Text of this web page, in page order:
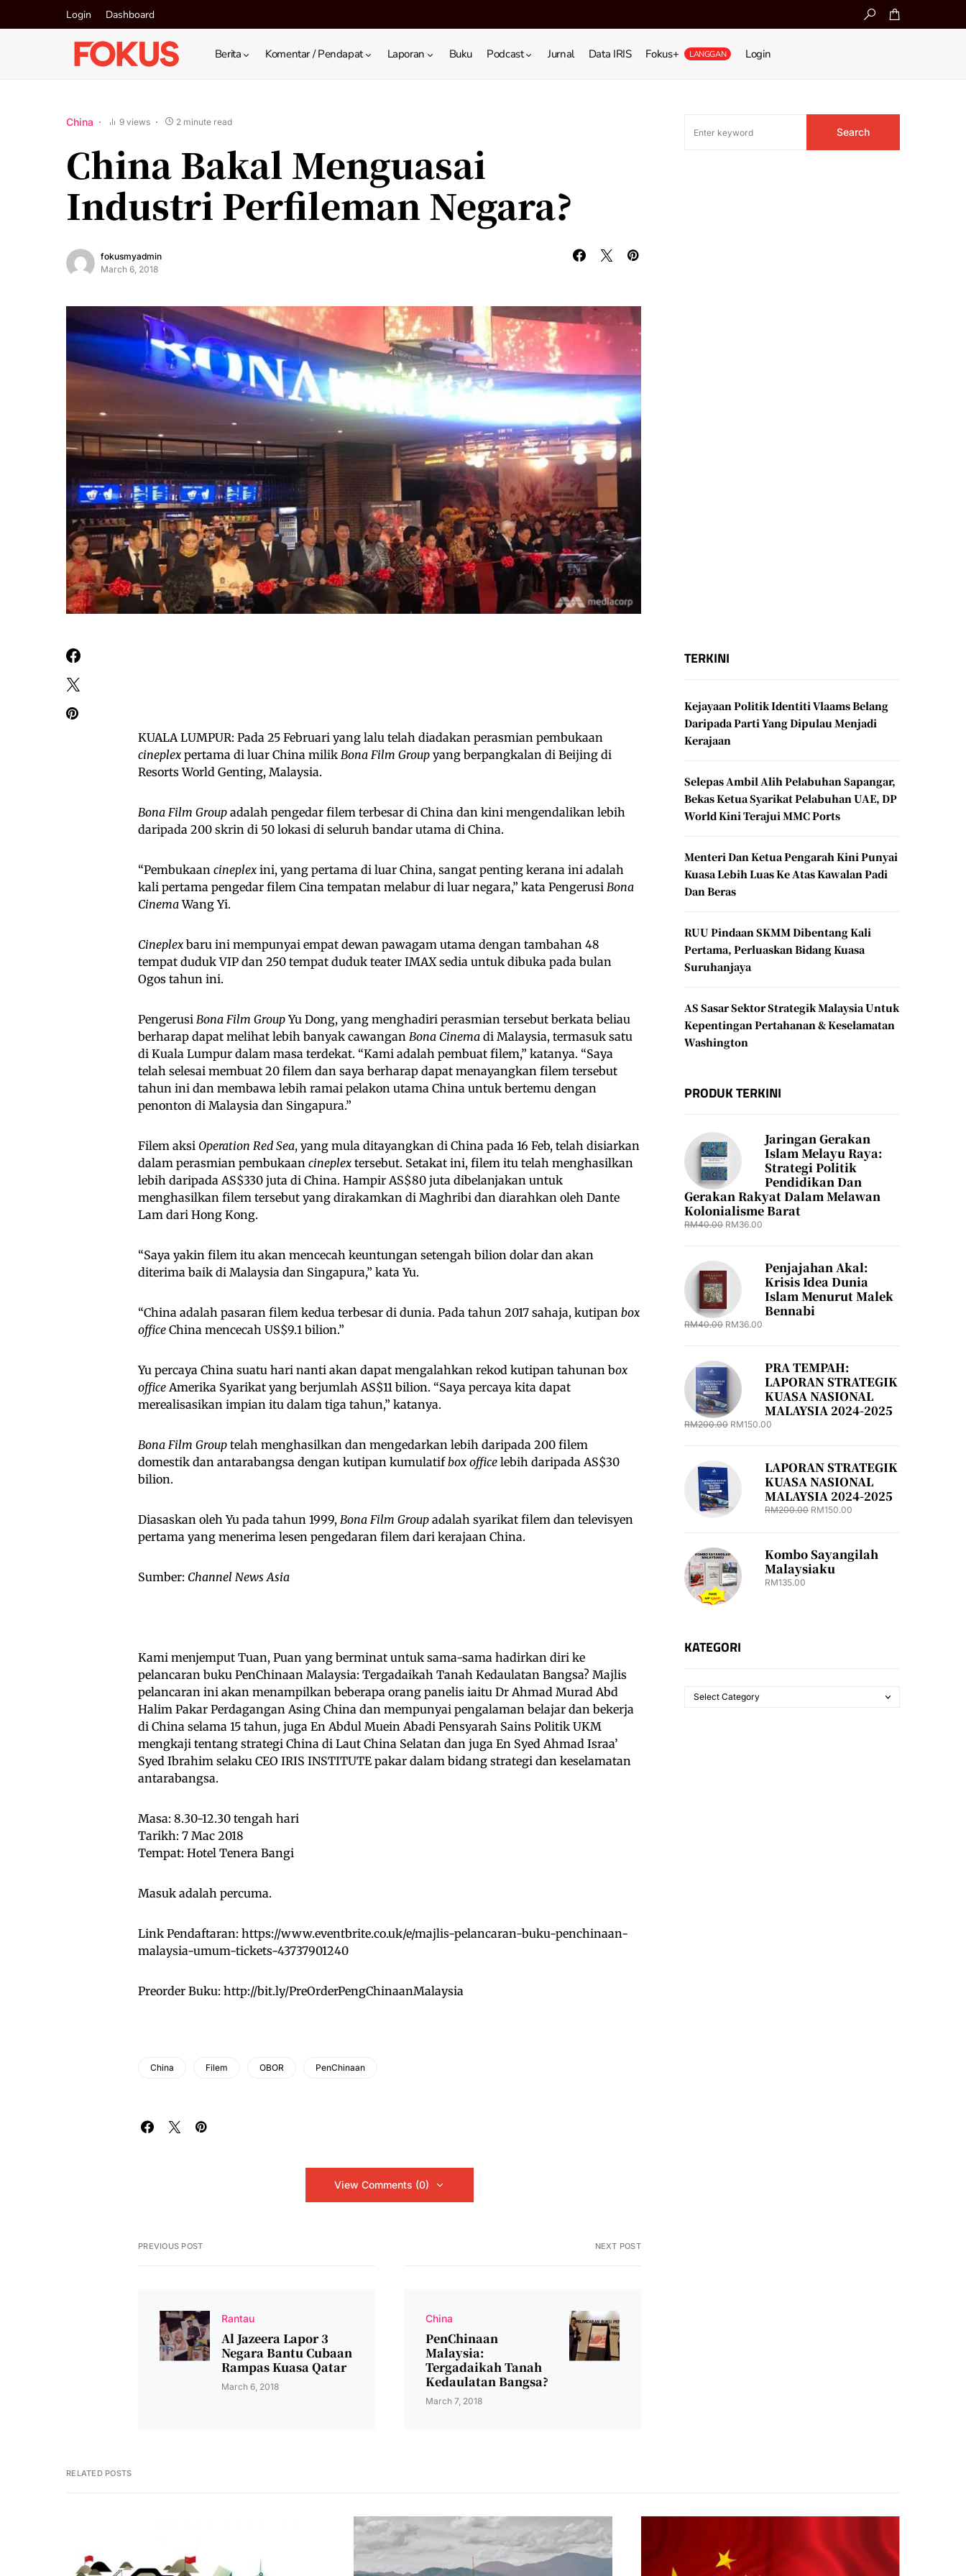
Login Dashboard
Berita Komentar / Pendapat Laporan Buku Podcast Jurnal Data IRIS Fokus+ LANGGAN Login
China 9 views 2 minute read
China Bakal Menguasai
Industri Perfileman Negara?
fokusmyadmin
March 6, 2018
KUALA LUMPUR: Pada 25 Februari yang lalu telah diadakan perasmian pembukaan
cineplex pertama di luar China milik Bona Film Group yang berpangkalan di Beijing di
Resorts World Genting, Malaysia.
Bona Film Group adalah pengedar filem terbesar di China dan kini mengendalikan lebih
daripada 200 skrin di 50 lokasi di seluruh bandar utama di China.
“Pembukaan cineplex ini, yang pertama di luar China, sangat penting kerana ini adalah
kali pertama pengedar filem Cina tempatan melabur di luar negara,” kata Pengerusi Bona
CinemaWang Yi.
Cineplex baru ini mempunyai empat dewan pawagam utama dengan tambahan 48
tempat duduk VIP dan 250 tempat duduk teater IMAX sedia untuk dibuka pada bulan
Ogos tahun ini.
Pengerusi Bona Film GroupYu Dong, yang menghadiri perasmian tersebut berkata beliau
berharap dapat melihat lebih banyak cawangan Bona Cinema di Malaysia, termasuk satu
di Kuala Lumpur dalam masa terdekat. “Kami adalah pembuat filem,” katanya. “Saya
telah selesai membuat 20 filem dan saya berharap dapat menayangkan filem tersebut
tahun ini dan membawa lebih ramai pelakon utama China untuk bertemu dengan
penonton di Malaysia dan Singapura.”
Filem aksi Operation Red Sea, yang mula ditayangkan di China pada 16 Feb, telah disiarkan
dalam perasmian pembukaan cineplex tersebut. Setakat ini, filem itu telah menghasilkan
lebih daripada AS$330 juta di China. Hampir AS$80 juta dibelanjakan untuk
menghasilkan filem tersebut yang dirakamkan di Maghribi dan diarahkan oleh Dante
Lam dari Hong Kong.
“Saya yakin filem itu akan mencecah keuntungan setengah bilion dolar dan akan
diterima baik di Malaysia dan Singapura,” kata Yu.
“China adalah pasaran filem kedua terbesar di dunia. Pada tahun 2017 sahaja, kutipan box
office China mencecah US$9.1 bilion.”
Yu percaya China suatu hari nanti akan dapat mengalahkan rekod kutipan tahunan box
office Amerika Syarikat yang berjumlah AS$11 bilion. “Saya percaya kita dapat
merealisasikan impian itu dalam tiga tahun,” katanya.
Bona Film Group telah menghasilkan dan mengedarkan lebih daripada 200 filem
domestik dan antarabangsa dengan kutipan kumulatifbox office lebih daripada AS$30
bilion.
Diasaskan oleh Yu pada tahun 1999, Bona Film Group adalah syarikat filem dan televisyen
pertama yang menerima lesen pengedaran filem dari kerajaan China.
Sumber: Channel News Asia
Kami menjemput Tuan, Puan yang berminat untuk sama-sama hadirkan diri ke
pelancaran buku PenChinaan Malaysia: Tergadaikah Tanah Kedaulatan Bangsa? Majlis
pelancaran ini akan menampilkan beberapa orang panelis iaitu Dr Ahmad Murad Abd
Halim Pakar Perdagangan Asing China dan mempunyai pengalaman belajar dan bekerja
di China selama 15 tahun, juga En Abdul Muein Abadi Pensyarah Sains Politik UKM
mengkaji tentang strategi China di Laut China Selatan dan juga En Syed Ahmad Israa’
Syed Ibrahim selaku CEO IRIS INSTITUTE pakar dalam bidang strategi dan keselamatan
antarabangsa.
Masa: 8.30-12.30 tengah hari
Tarikh: 7 Mac 2018
Tempat: Hotel Tenera Bangi
Masuk adalah percuma.
Link Pendaftaran: https://www.eventbrite.co.uk/e/majlis-pelancaran-buku-penchinaan-
malaysia-umum-tickets-43737901240
Preorder Buku: http://bit.ly/PreOrderPengChinaanMalaysia
China Filem OBOR PenChinaan
View Comments (0)
PREVIOUS POST
Rantau
Al Jazeera Lapor 3
Negara Bantu Cubaan
Rampas Kuasa Qatar
March 6, 2018
NEXT POST
China
PenChinaan
Malaysia:
Tergadaikah Tanah
Kedaulatan Bangsa?
March 7, 2018
Search
TERKINI
Kejayaan Politik Identiti Vlaams Belang
Daripada Parti Yang Dipulau Menjadi
Kerajaan
Selepas Ambil Alih Pelabuhan Sapangar,
Bekas Ketua Syarikat Pelabuhan UAE, DP
World Kini Terajui MMC Ports
Menteri Dan Ketua Pengarah Kini Punyai
Kuasa Lebih Luas Ke Atas Kawalan Padi
Dan Beras
RUU Pindaan SKMM Dibentang Kali
Pertama, Perluaskan Bidang Kuasa
Suruhanjaya
AS Sasar Sektor Strategik Malaysia Untuk
Kepentingan Pertahanan & Keselamatan
Washington
PRODUK TERKINI
Jaringan Gerakan
Islam Melayu Raya:
Strategi Politik
Pendidikan Dan
Gerakan Rakyat Dalam Melawan
Kolonialisme Barat
RM40.00 RM36.00
Penjajahan Akal:
Krisis Idea Dunia
Islam Menurut Malek
Bennabi
RM40.00 RM36.00
PRA TEMPAH:
LAPORAN STRATEGIK
KUASA NASIONAL
MALAYSIA 2024-2025
RM200.00 RM150.00
LAPORAN STRATEGIK
KUASA NASIONAL
MALAYSIA 2024-2025
RM200.00 RM150.00
Kombo Sayangilah
Malaysiaku
RM135.00
KATEGORI
RELATED POSTS